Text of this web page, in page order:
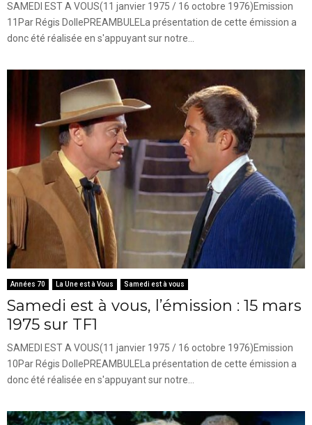
SAMEDI EST A VOUS(11 janvier 1975 / 16 octobre 1976)Emission
11Par Régis DollePREAMBULELa présentation de cette émission a
donc été réalisée en s'appuyant sur notre...
Années 70 La Une est à Vous Samedi est à vous
Samedi est à vous, l’émission : 15 mars
1975 sur TF1
SAMEDI EST A VOUS(11 janvier 1975 / 16 octobre 1976)Emission
10Par Régis DollePREAMBULELa présentation de cette émission a
donc été réalisée en s'appuyant sur notre...